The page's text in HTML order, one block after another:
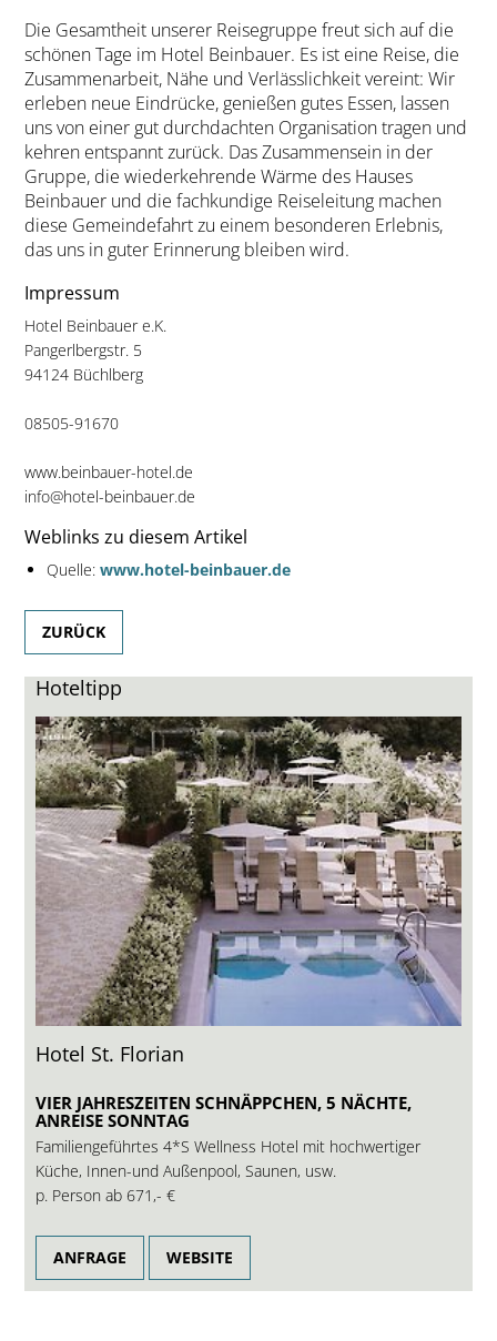
Die Gesamtheit unserer Reisegruppe freut sich auf die
schönen Tage im Hotel Beinbauer. Es ist eine Reise, die
Zusammenarbeit, Nähe und Verlässlichkeit vereint: Wir
erleben neue Eindrücke, genießen gutes Essen, lassen
uns von einer gut durchdachten Organisation tragen und
kehren entspannt zurück. Das Zusammensein in der
Gruppe, die wiederkehrende Wärme des Hauses
Beinbauer und die fachkundige Reiseleitung machen
diese Gemeindefahrt zu einem besonderen Erlebnis,
das uns in guter Erinnerung bleiben wird.
Impressum
Hotel Beinbauer e.K.
Pangerlbergstr. 5
94124 Büchlberg
08505-91670
www.beinbauer-hotel.de
info@hotel-beinbauer.de
Weblinks zu diesem Artikel
Quelle: www.hotel-beinbauer.de
ZURÜCK
Hoteltipp
Hotel St. Florian
VIER JAHRESZEITEN SCHNÄPPCHEN, 5 NÄCHTE,
ANREISE SONNTAG
Familiengeführtes 4*S Wellness Hotel mit hochwertiger
Küche, Innen-und Außenpool, Saunen, usw.
p. Person ab671,- €
ANFRAGE WEBSITE